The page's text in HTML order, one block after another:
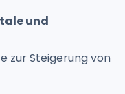
und
zur Steigerung von